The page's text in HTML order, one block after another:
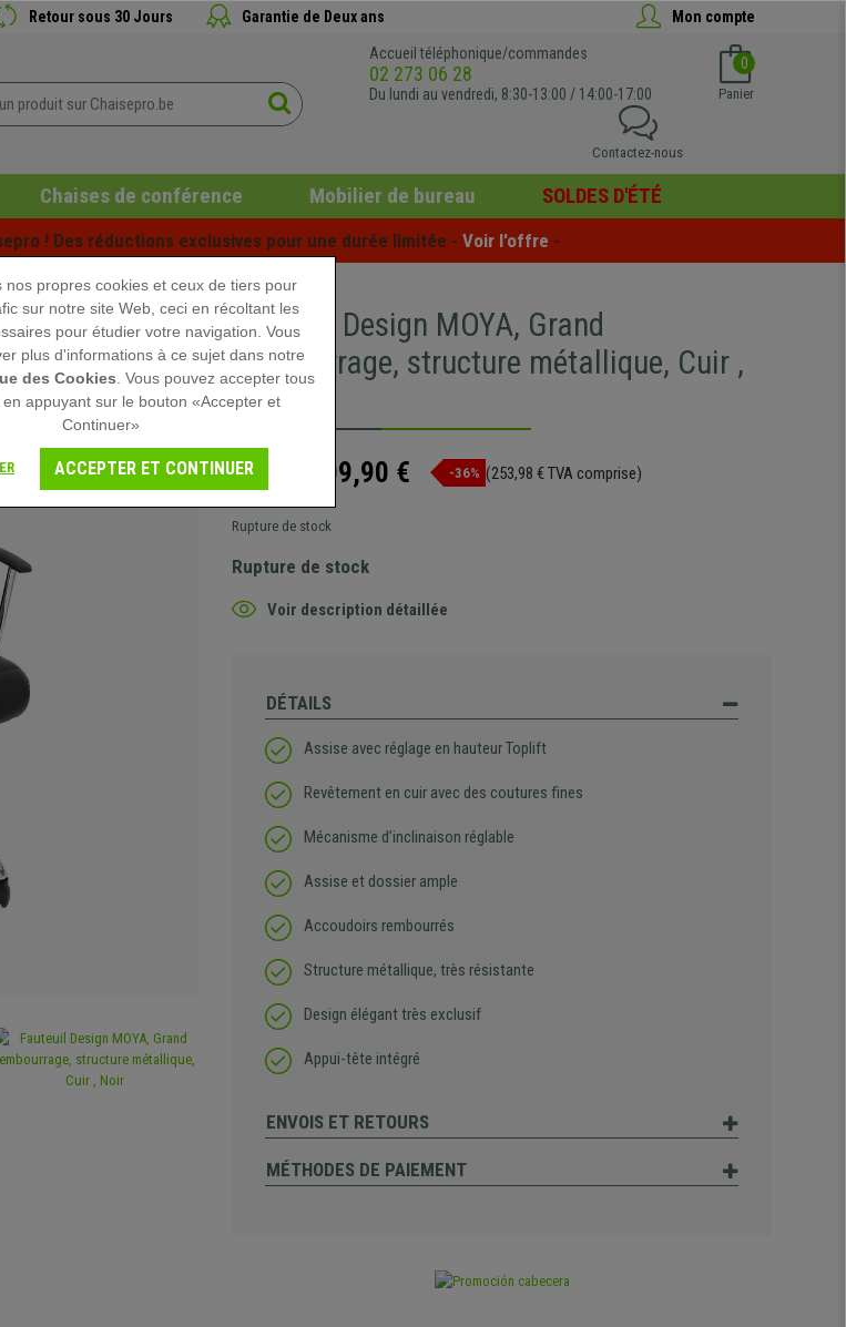
Retour sous 30 Jours Garantie de Deux ans Mon compte
Accueil téléphonique/commandes
02 273 06 28
Du lundi au vendredi, 8:30-13:00 / 14:00-17:00
0
Panier
Contactez-nous
Chaises de conférence Mobilier de bureau SOLDES D'ÉTÉ
! Des réductions exclusives pour une durée limitée - Voir l'offre -
Fauteuil Design MOYA, Grand
rembourrage, structure métallique, Cuir ,
Noir
329,90 € 209,90 € -36% (253,98 € TVA comprise)
Rupture de stock
Rupture de stock
Voir description détaillée
DÉTAILS
Assise avec réglage en hauteur Toplift
Revêtement en cuir avec des coutures fines
Mécanisme d’inclinaison réglable
Assise et dossier ample
Accoudoirs rembourrés
Structure métallique, très résistante
Design élégant très exclusif
Appui-tête intégré
ENVOIS ET RETOURS
MÉTHODES DE PAIEMENT
nos propres cookies et ceux de tiers pour
sur notre site Web, ceci en récoltant les
pour étudier votre navigation. Vous
plus d'informations à ce sujet dans notre
des Cookies . Vous pouvez accepter tous
en appuyant sur le bouton «Accepter et
Continuer»
ACCEPTER ET CONTINUER